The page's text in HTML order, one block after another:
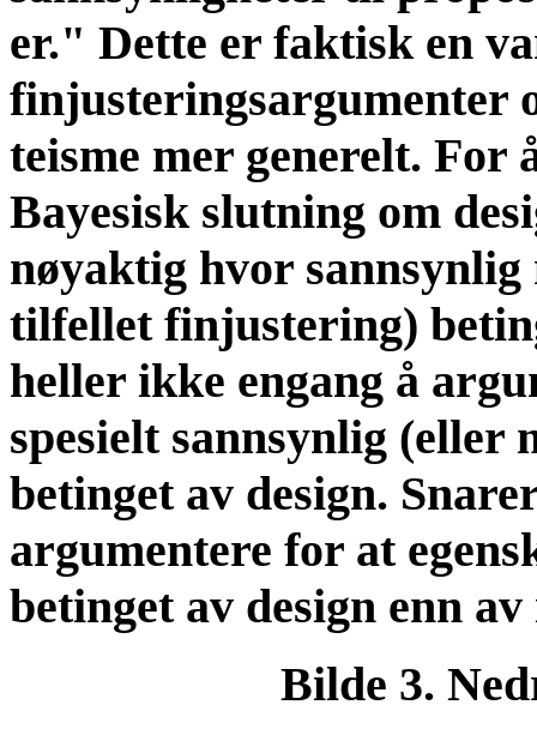
er." Dette er faktisk en
finjusteringsargumenter
teisme mer generelt. For
Bayesisk slutning om
nøyaktig hvor sannsynlig
tilfellet finjustering)
heller ikke engang å
spesielt sannsynlig (eller
betinget av design.
argumentere for at
betinget av design enn
Bilde 3.